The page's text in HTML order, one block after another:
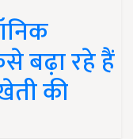
बढ़ा रहे हैं
की